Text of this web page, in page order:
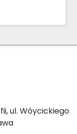
ul. Wóycickiego